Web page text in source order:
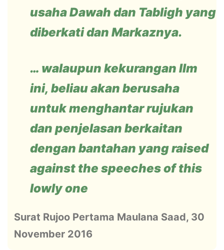
usaha Dawah dan Tabligh yang
diberkati dan Markaznya.
… walaupun kekurangan Ilm
ini, beliau akan berusaha
untuk menghantar rujukan
dan penjelasan berkaitan
dengan bantahan yang raised
against the speeches of this
lowly one
Surat Rujoo Pertama Maulana Saad, 30
November 2016